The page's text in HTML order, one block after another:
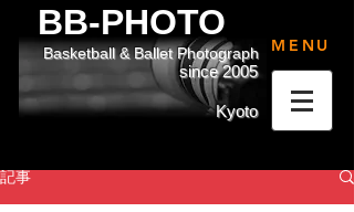
BB-PHOTO
since 2005
Basketball & Ballet Photograph
Kyoto
MENU
記事